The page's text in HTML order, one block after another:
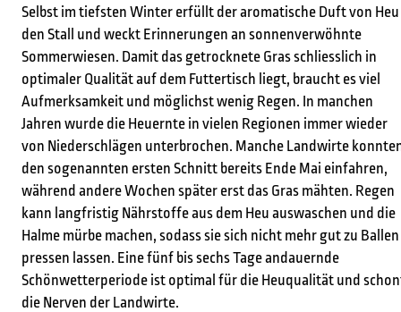
Selbst im tiefsten Winter erfüllt der aromatische Duft von Heu
den Stall und weckt Erinnerungen an sonnenverwöhnte
Sommerwiesen. Damit das getrocknete Gras schliesslich in
optimaler Qualität auf dem Futtertisch liegt, braucht es viel
Aufmerksamkeit und möglichst wenig Regen. In manchen
Jahren wurde die Heuernte in vielen Regionen immer wieder
von Niederschlägen unterbrochen. Manche Landwirte
den sogenannten ersten Schnitt bereits Ende Mai einfahren,
während andere Wochen später erst das Gras mähten. Regen
kann langfristig Nährstoffe aus dem Heu auswaschen und die
Halme mürbe machen, sodass sie sich nicht mehr gut zu Ballen
pressen lassen. Eine fünf bis sechs Tage andauernde
Schönwetterperiode ist optimal für die Heuqualität und
die Nerven der Landwirte.